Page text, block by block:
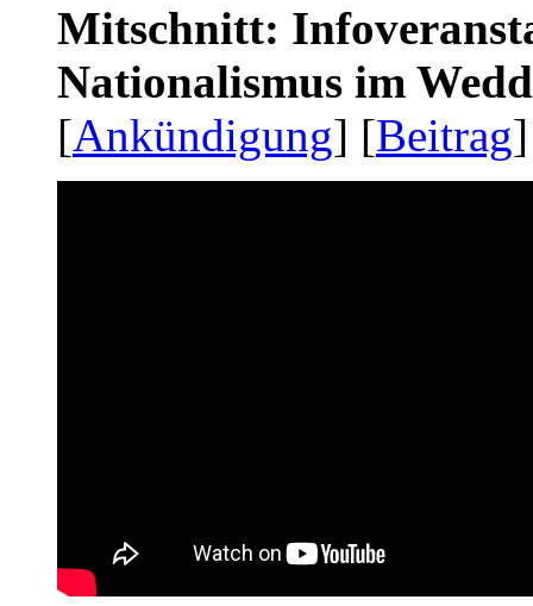
Mitschnitt:
Nationalismus im
[Ankündigung] [Beitrag